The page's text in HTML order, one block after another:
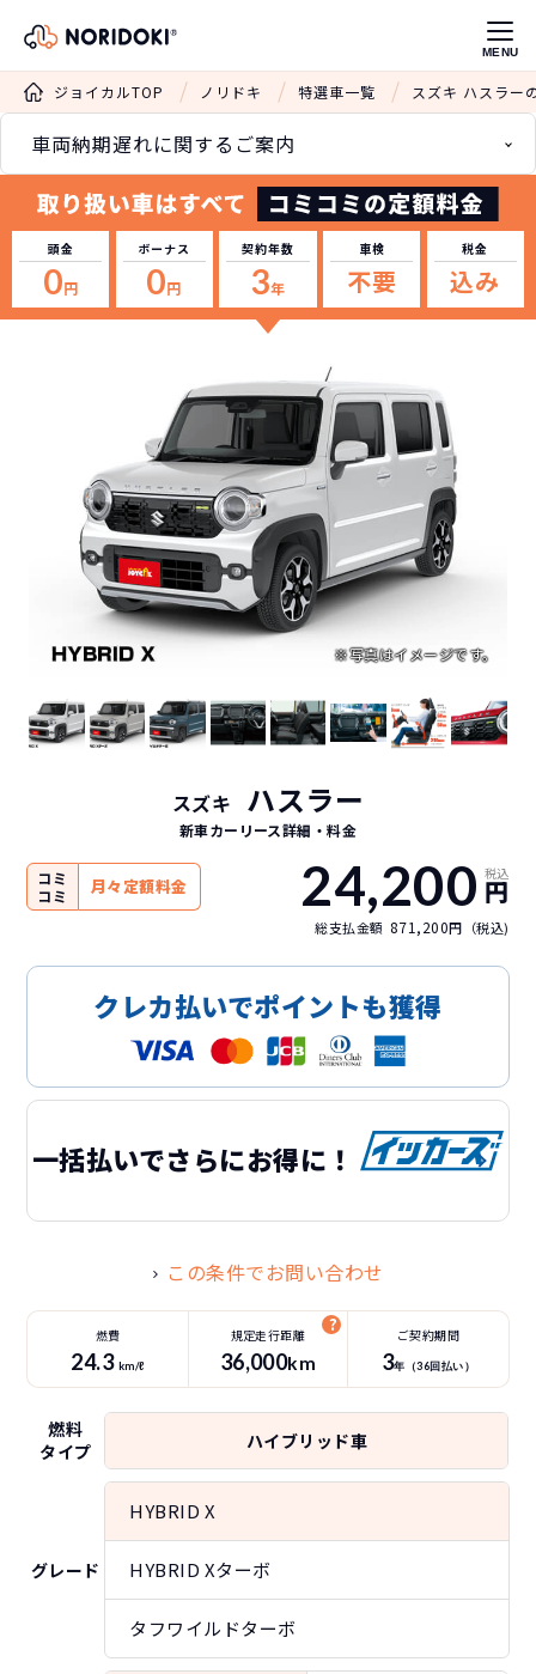
MENU
ジョイカルTOP ノリドキ 特選車一覧 スズキ ハスラー
車両納期遅れに関するご案内
頭金
0円
ボーナス
0円
契約年数
3年
車検
不要
税金
込み
スズキ ハスラー
新車カーリース詳細 ・料金
コミ
コミ
月々定額料金 24,200 税込
円
総支払金額 871,200円（税込)
クレカ払いでポイントも獲得
一括払いでさらにお得に！
この条件でお問い合わせ
燃費
24.3 km/ℓ
規定走行距離
36,000km
ご契約期間
3年（36回払い）
燃料
タイプ
ハイブリッド車
グレード
HYBRID X
HYBRID Xターボ
タフワイルドターボ